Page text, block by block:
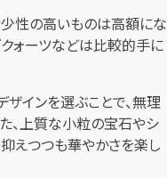
少性の高いものは高額にな
クォーツなどは比較的手に
インを選ぶことで、無理
、上質な小粒の宝石やシ
えつつも華やかさを楽し